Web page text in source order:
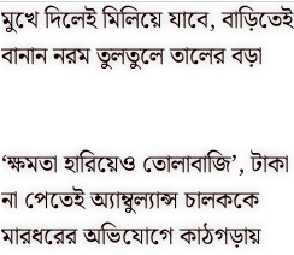
মুখে দিলেই মিলিয়ে যাবে, বাড়িতেই
বানান নরম তুলতুলে তালের বড়া
‘ক্ষমতা হারিয়েও তোলাবাজি’, টাকা
না পেতেই অ্যাম্বুল্যান্স চালককে
মারধরের অভিযোগে কাঠগড়ায়